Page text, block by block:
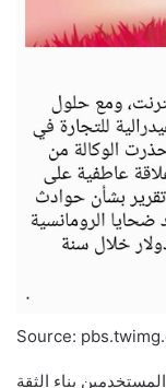
Source:
بناء الثقة